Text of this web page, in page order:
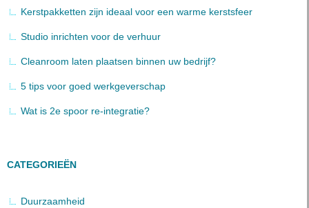
Kerstpakketten zijn ideaal voor een warme kerstsfeer
Studio inrichten voor de verhuur
Cleanroom laten plaatsen binnen uw bedrijf?
5 tips voor goed werkgeverschap
Wat is 2e spoor re-integratie?
CATEGORIEËN
Duurzaamheid